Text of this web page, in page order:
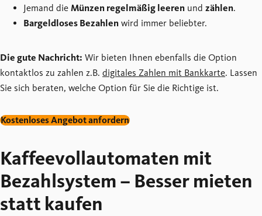
Jemand die Münzen regelmäßig leeren und zählen.
Bargeldloses Bezahlen wird immer beliebter.
Die gute Nachricht: Wir bieten Ihnen ebenfalls die Option
kontaktlos zu zahlen z.B. digitales Zahlen mit Bankkarte. Lassen
Sie sich beraten, welche Option für Sie die Richtige ist.
Kostenloses Angebot anfordern
Kaffeevollautomaten mit
Bezahlsystem – Besser mieten
statt kaufen